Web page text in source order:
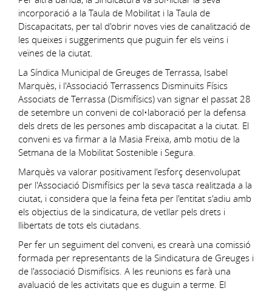
incorporació a la Taula de Mobilitat i la Taula de
Discapacitats, per tal d'obrir noves vies de canalització de
les queixes i suggeriments que puguin fer els veïns i
veïnes de la ciutat.
La Síndica Municipal de Greuges de Terrassa, Isabel
Marquès, i l'Associació Terrassencs Disminuïts Físics
Associats de Terrassa (Dismifísics) van signar el passat 28
de setembre un conveni de col•laboració per la defensa
dels drets de les persones amb discapacitat a la ciutat. El
conveni es va firmar a la Masia Freixa, amb motiu de la
Setmana de la Mobilitat Sostenible i Segura.
Marquès va valorar positivament l'esforç desenvolupat
per l'Associació Dismifísics per la seva tasca realitzada a la
ciutat, i considera que la feina feta per l'entitat s'adiu amb
els objectius de la sindicatura, de vetllar pels drets i
llibertats de tots els ciutadans.
Per fer un seguiment del conveni, es crearà una comissió
formada per representants de la Sindicatura de Greuges i
de l'associació Dismifísics. A les reunions es farà una
avaluació de les activitats que es duguin a terme. El